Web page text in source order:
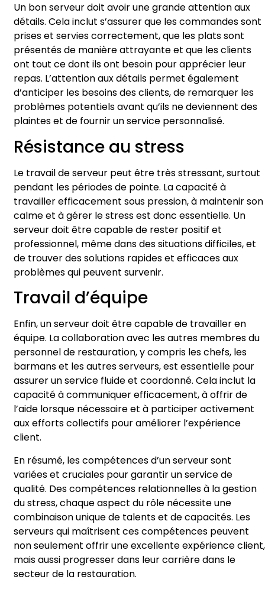
Un bon serveur doit avoir une grande attention aux
détails. Cela inclut s’assurer que les commandes sont
prises et servies correctement, que les plats sont
présentés de manière attrayante et que les clients
ont tout ce dont ils ont besoin pour apprécier leur
repas. L’attention aux détails permet également
d’anticiper les besoins des clients, de remarquer les
problèmes potentiels avant qu’ils ne deviennent des
plaintes et de fournir un service personnalisé.
Résistance au stress
Le travail de serveur peut être très stressant, surtout
pendant les périodes de pointe. La capacité à
travailler efficacement sous pression, à maintenir son
calme et à gérer le stress est donc essentielle. Un
serveur doit être capable de rester positif et
professionnel, même dans des situations difficiles, et
de trouver des solutions rapides et efficaces aux
problèmes qui peuvent survenir.
Travail d’équipe
Enfin, un serveur doit être capable de travailler en
équipe. La collaboration avec les autres membres du
personnel de restauration, y compris les chefs, les
barmans et les autres serveurs, est essentielle pour
assurer un service fluide et coordonné. Cela inclut la
capacité à communiquer efficacement, à offrir de
l’aide lorsque nécessaire et à participer activement
aux efforts collectifs pour améliorer l’expérience
client.
En résumé, les compétences d’un serveur sont
variées et cruciales pour garantir un service de
qualité. Des compétences relationnelles à la gestion
du stress, chaque aspect du rôle nécessite une
combinaison unique de talents et de capacités. Les
serveurs qui maîtrisent ces compétences peuvent
non seulement offrir une excellente expérience client,
mais aussi progresser dans leur carrière dans le
secteur de la restauration.